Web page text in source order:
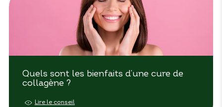
Quels sont les bienfaits d’une cure de
collagène ?
Lire le conseil